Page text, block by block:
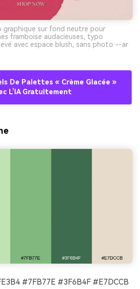
graphique sur fond neutre pour
framboise audacieuses, typo
avec espace blush, sans photo --ar
De Palettes « Crème Glacée »
L’IA Gratuitement
#7FB77E #3F6B4F #E7DCCB